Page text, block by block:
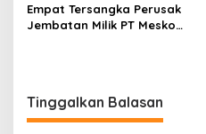
Empat Tersangka Perusak
Jembatan Milik PT Meskom
Tinggalkan Balasan